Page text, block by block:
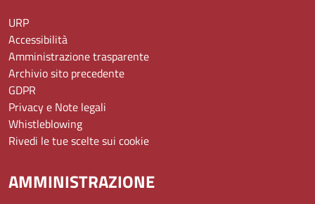
URP
Accessibilità
Amministrazione trasparente
Archivio sito precedente
GDPR
Privacy e Note legali
Whistleblowing
Rivedi le tue scelte sui cookie
AMMINISTRAZIONE